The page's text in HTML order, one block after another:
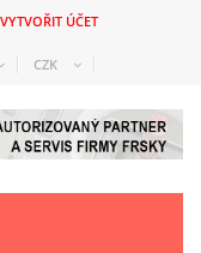
VYTVOŘIT ÚČET
CZK